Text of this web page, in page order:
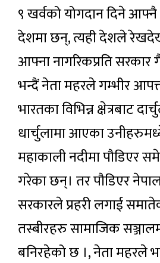
९ खर्वको योगदान दिने
देशमा छन्, त्यही देशले रेखदेख
आफ्ना नागरिकप्रति सरकार
भन्दैं नेता महरले गम्भीर
भारतका विभिन्न क्षेत्रबाट
धार्चुलामा आएका
महाकाली नदीमा पौडिएर
गरेका छन्। तर पौडिएर
सरकारले प्रहरी लगाई
तस्बीरहरु सामाजिक
बनिरहेको छ ।, नेता महरले